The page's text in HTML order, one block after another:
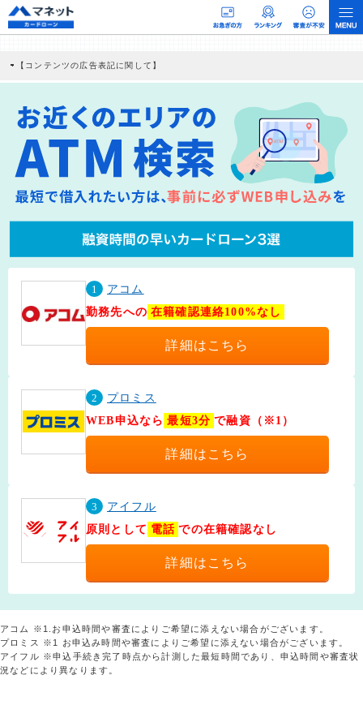
【コンテンツの広告表記に関して】
社に対して企業から紹介報酬が支払われるという収益モデルです。 ただし、特定の
商品を根拠なくPRするものではなく、当編集部の調査／ユーザーへの口コミ収集な
どに基づき、公平性を担保した情報提供を行っています。
>提携企業一覧
1
アコム
勤務先への 在籍確認連絡100%なし
詳細はこちら
2
プロミス
WEB申込なら 最短3分 で融資（※1）
詳細はこちら
3
アイフル
原則として 電話 での在籍確認なし
詳細はこちら
アコム ※1.お申込時間や審査によりご希望に添えない場合がございます。
プロミス ※1 お申込み時間や審査によりご希望に添えない場合がございます。
アイフル ※申込手続き完了時点から計測した最短時間であり、申込時間や審査状
況などにより異なります。